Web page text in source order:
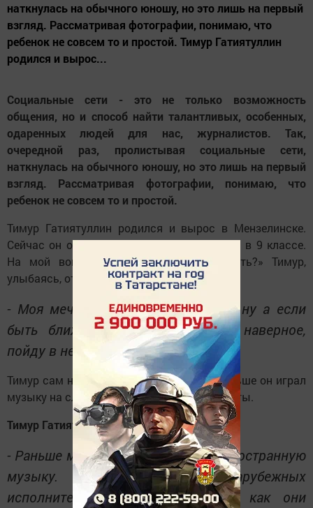
наткнулась на обычного юношу, но это лишь на первый
взгляд. Рассматривая фотографии, понимаю, что
ребенок не совсем то и простой. Тимур Гатиятуллин
родился и вырос...
Социальные сети - это не только возможность
общения, но и способ найти талантливых, особенных,
одаренных людей для нас, журналистов. Так,
очередной раз, пролистывая социальные сети,
наткнулась на обычного юношу, но это лишь на первый
взгляд. Рассматривая фотографии, понимаю, что
ребенок не совсем то и простой.
Тимур Гатиятуллин родился и вырос в Мензелинске.
Сейчас он обучается в средней школе №1 в 9 классе.
На мой вопрос «кем ты мечтаешь стать?» Тимур,
улыбаясь, ответил:
- Моя мечта стать рок-гитаристом, ну а если
быть ближе к реальности, то я, наверное,
пойду в нефтяники.
Тимур сам научился играть на гитаре. Раньше он играл
музыку на слух, сейчас же он осваивает ноты.
Тимур Гатиятуллин:
- Раньше мне нравилось слушать иностранную
музыку. Я смотрел на зарубежных
исполнителей, и мне нравилось, как они